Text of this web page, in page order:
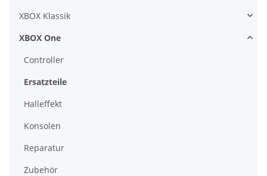
XBOX Klassik
XBOX One
Controller
Ersatzteile
Halleffekt
Konsolen
Reparatur
Zubehör